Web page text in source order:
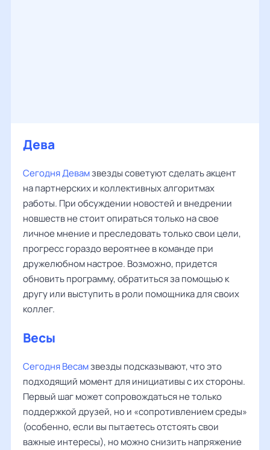
Дева
Сегодня Девамзвезды советуют сделать акцент
на партнерских и коллективных алгоритмах
работы. При обсуждении новостей и внедрении
новшеств не стоит опираться только на свое
личное мнение и преследовать только свои цели,
прогресс гораздо вероятнее в команде при
дружелюбном настрое. Возможно, придется
обновить программу, обратиться за помощью к
другу или выступить в роли помощника для своих
коллег.
Весы
Сегодня Весамзвезды подсказывают, что это
подходящий момент для инициативы с их стороны.
Первый шаг может сопровождаться не только
поддержкой друзей, но и «сопротивлением среды»
(особенно, если вы пытаетесь отстоять свои
важные интересы), но можно снизить напряжение